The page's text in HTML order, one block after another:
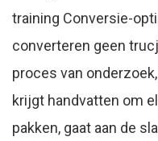
training Conversie-
converteren geen
proces van
krijgt handvatten om
pakken, gaat aan de